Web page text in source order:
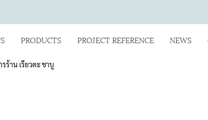
PRODUCTS PROJECT REFERENCE NEWS
รร้าน เรียวตะ ชาบู